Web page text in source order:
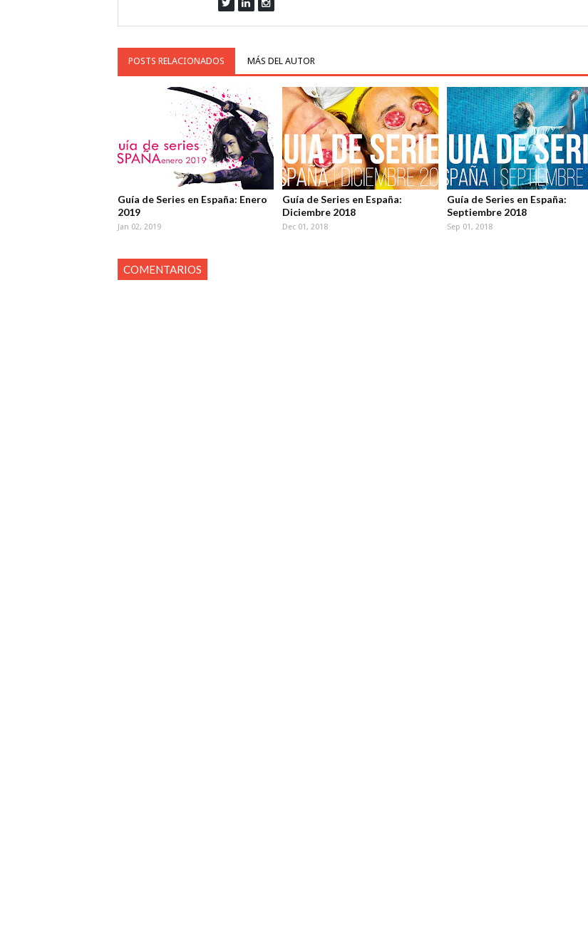
POSTS RELACIONADOS MÁS DEL AUTOR
Guía de Series en España: Enero
2019
Jan 02, 2019
Guía de Series en España:
Diciembre 2018
Dec 01, 2018
Guía de Series en España:
Septiembre 2018
Sep 01, 2018
COMENTARIOS